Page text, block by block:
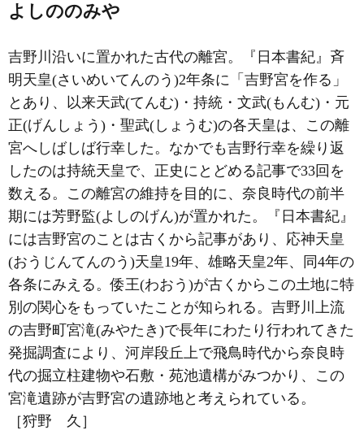
よしののみや
吉野川沿いに置かれた古代の離宮。『日本書紀』斉
明天皇(さいめいてんのう)2年条に「吉野宮を作る」
とあり、以来天武(てんむ)・持統・文武(もんむ)・元
正(げんしょう)・聖武(しょうむ)の各天皇は、この離
宮へしばしば行幸した。なかでも吉野行幸を繰り返
したのは持統天皇で、正史にとどめる記事で33回を
数える。この離宮の維持を目的に、奈良時代の前半
期には芳野監(よしのげん)が置かれた。『日本書紀』
には吉野宮のことは古くから記事があり、応神天皇
(おうじんてんのう)天皇19年、雄略天皇2年、同4年の
各条にみえる。倭王(わおう)が古くからこの土地に特
別の関心をもっていたことが知られる。吉野川上流
の吉野町宮滝(みやたき)で長年にわたり行われてきた
発掘調査により、河岸段丘上で飛鳥時代から奈良時
代の掘立柱建物や石敷・苑池遺構がみつかり、この
宮滝遺跡が吉野宮の遺跡地と考えられている。
［狩野 久］